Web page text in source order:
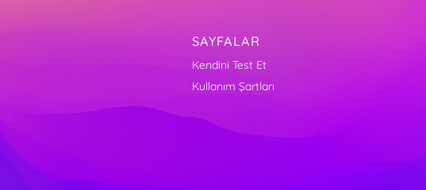
SAYFALAR
Kendini Test Et
Kullanım Şartları